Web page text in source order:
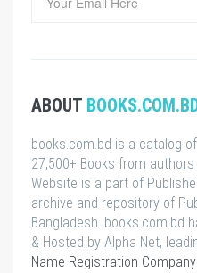
ABOUT
books.com.bd is a catalog
27,500+ Books from
Website is a part of
archive and repository of
Bangladesh. books.com.bd
& Hosted by Alpha Net,
Name Registration